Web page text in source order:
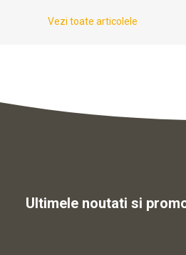
Vezi toate articolele
Ultimele noutati si